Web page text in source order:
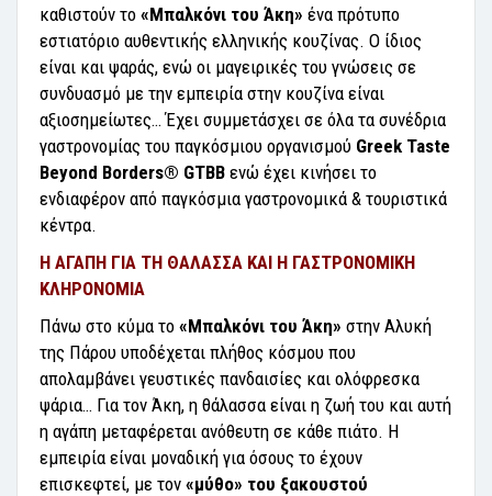
καθιστούν το «Μπαλκόνι του Άκη» ένα πρότυπο
εστιατόριο αυθεντικής ελληνικής κουζίνας. Ο ίδιος
είναι και ψαράς, ενώ οι μαγειρικές του γνώσεις σε
συνδυασμό με την εμπειρία στην κουζίνα είναι
αξιοσημείωτες… Έχει συμμετάσχει σε όλα τα συνέδρια
γαστρονομίας του παγκόσμιου οργανισμού Greek Taste
Beyond Borders® GTBB ενώ έχει κινήσει το
ενδιαφέρον από παγκόσμια γαστρονομικά & τουριστικά
κέντρα.
Η ΑΓΑΠΗ ΓΙΑ ΤΗ ΘΑΛΑΣΣΑ ΚΑΙ Η ΓΑΣΤΡΟΝΟΜΙΚΗ
ΚΛΗΡΟΝΟΜΙΑ
Πάνω στο κύμα το «Μπαλκόνι του Άκη» στην Αλυκή
της Πάρου υποδέχεται πλήθος κόσμου που
απολαμβάνει γευστικές πανδαισίες και ολόφρεσκα
ψάρια… Για τον Άκη, η θάλασσα είναι η ζωή του και αυτή
η αγάπη μεταφέρεται ανόθευτη σε κάθε πιάτο. Η
εμπειρία είναι μοναδική για όσους το έχουν
επισκεφτεί, με τον «μύθο» του ξακουστού